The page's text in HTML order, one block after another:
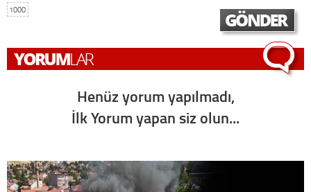
1000
Henüz yorum yapılmadı,
İlk Yorum yapan siz olun...